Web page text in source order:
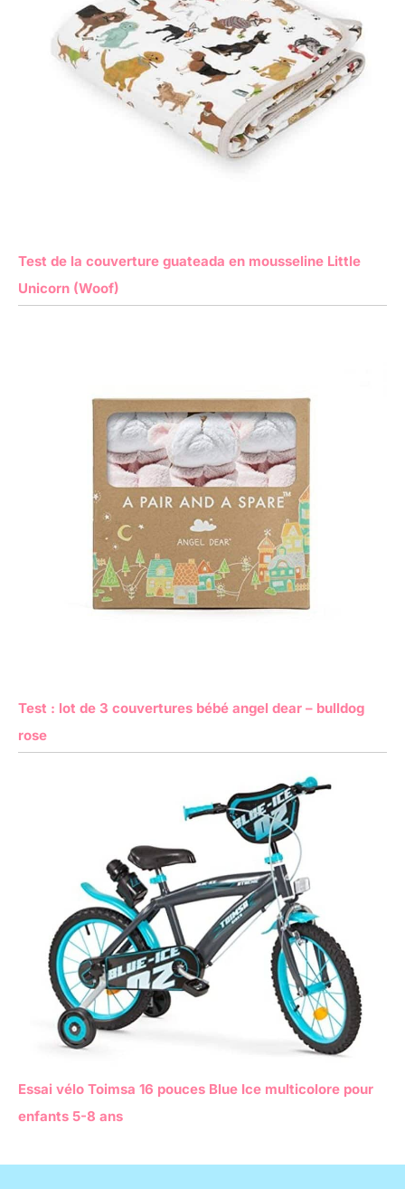
Test de la couverture guateada en mousseline Little
Unicorn (Woof)
Test : lot de 3 couvertures bébé angel dear – bulldog
rose
Essai vélo Toimsa 16 pouces Blue Ice multicolore pour
enfants 5-8 ans